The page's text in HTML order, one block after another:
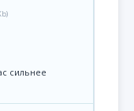
сильнее